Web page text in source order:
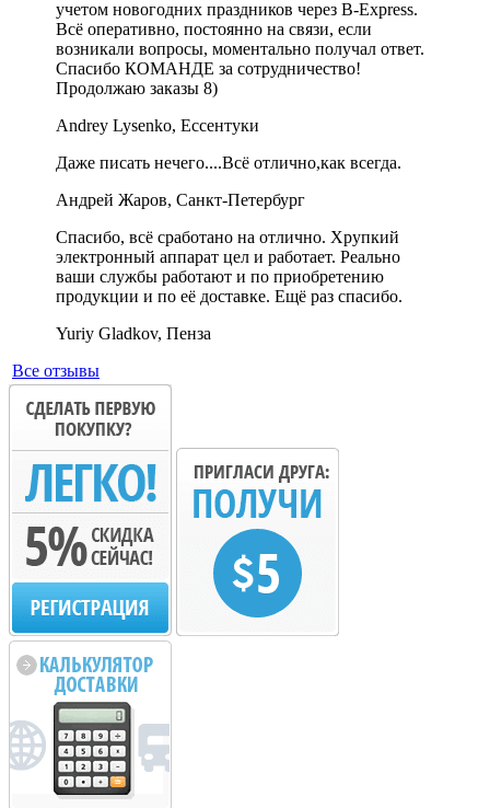
учетом новогодних праздников через B-Express.
Всё оперативно, постоянно на связи, если
возникали вопросы, моментально получал ответ.
Спасибо КОМАНДЕ за сотрудничество!
Продолжаю заказы 8)
Andrey Lysenko, Ессентуки
Даже писать нечего....Всё отлично,как всегда.
Андрей Жаров, Санкт-Петербург
Спасибо, всё сработано на отлично. Хрупкий
электронный аппарат цел и работает. Реально
ваши службы работают и по приобретению
продукции и по её доставке. Ещё раз спасибо.
Yuriy Gladkov, Пенза
Все отзывы